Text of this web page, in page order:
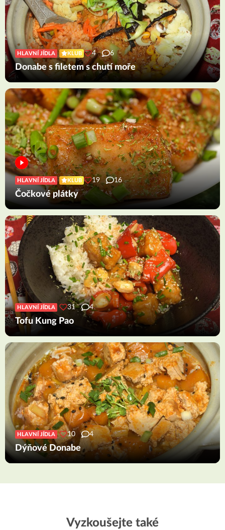
HLAVNÍ JÍDLA KLUB 4 6
Donabe s filetem s chutí moře
HLAVNÍ JÍDLA KLUB 19 16
Čočkové plátky
HLAVNÍ JÍDLA 31 4
Tofu Kung Pao
HLAVNÍ JÍDLA 10 4
Dýňové Donabe
Vyzkoušejte také